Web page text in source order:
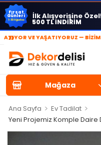
Fırsat
Günleri
1-30 Ağustos İlk Alışverişine
500 TL İNDİRİM
»
VE YAŞATIYORUZ — BİZİMLE
Mağaza
Ana Sayfa > Ev Tadilat >
Yeni Projemiz Komple Daire